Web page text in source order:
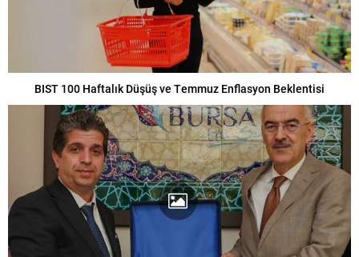
BIST 100 Haftalık Düşüş ve Temmuz Enflasyon Beklentisi